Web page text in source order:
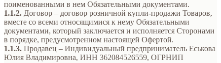
поименованными в нем Обязательными документами.
1.1.2. Договор – договор розничной купли-продажи Товаров,
вместе со всеми относящимися к нему Обязательными
документами, который заключается и исполняется Сторонами
в порядке, предусмотренном настоящей Офертой.
1.1.3. Продавец – Индивидуальный предприниматель Еськова
Юлия Владимировна, ИНН 362084526559, ОГРНИП